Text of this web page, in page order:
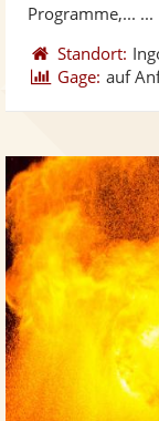
Programme,... ...
Standort:
Gage: auf